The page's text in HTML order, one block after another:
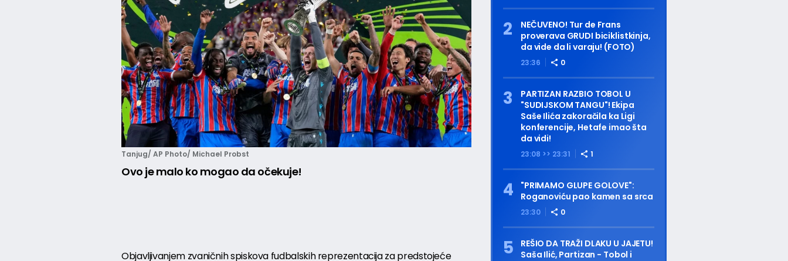
Tanjug/ AP Photo/ Michael Probst
Ovo je malo ko mogao da očekuje!
Objavljivanjem zvaničnih spiskova fudbalskih reprezentacija za predstojeće
23:36 0
NEČUVENO! Tur de Frans
proverava GRUDI biciklistkinja,
da vide da li varaju! (FOTO)
23:08 >> 23:31 1
PARTIZAN RAZBIO TOBOL U
"SUDIJSKOM TANGU"! Ekipa
Saše Ilića zakoračila ka Ligi
konferencije, Hetafe imao šta
da vidi!
23:30 0
"PRIMAMO GLUPE GOLOVE":
Roganoviću pao kamen sa srca
REŠIO DA TRAŽI DLAKU U JAJETU!
Saša Ilić, Partizan - Tobol i